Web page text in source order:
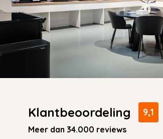
Klantbeoordeling 9,1
Meer dan 34.000 reviews